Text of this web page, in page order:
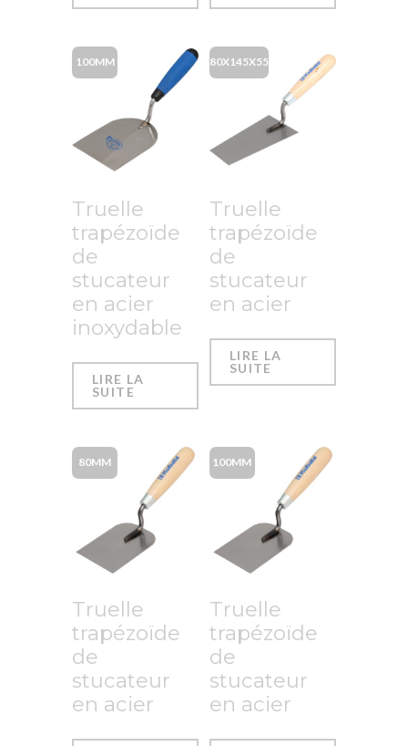
Truelle
trapézoïde
de
stucateur
en acier
inoxydable
100MM
LIRE LA
SUITE
Truelle
trapézoïde
de
stucateur
en acier
80X145X55
LIRE LA
SUITE
Truelle
trapézoïde
de
stucateur
en acier
80MM
Truelle
trapézoïde
de
stucateur
en acier
100MM